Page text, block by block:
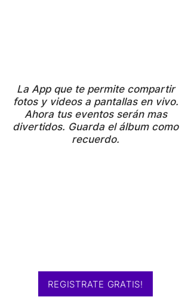
La App que te permite compartir
fotos y videos a pantallas en vivo.
Ahora tus eventos serán mas
divertidos. Guarda el álbum como
recuerdo.
REGISTRATE GRATIS!